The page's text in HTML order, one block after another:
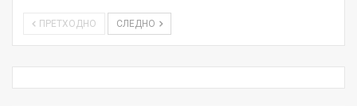
ПРЕТХОДНО СЛЕДНО